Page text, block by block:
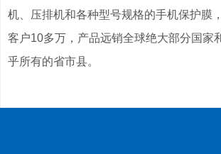
机、压排机和各种型号规格的手机保护膜
客户10多万，产品远销全球绝大部分国家
乎所有的省市县。